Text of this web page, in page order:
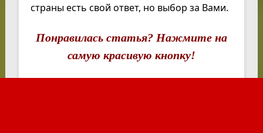
страны есть свой ответ, но выбор за Вами.
Понравилась статья? Нажмите на
самую красивую кнопку!